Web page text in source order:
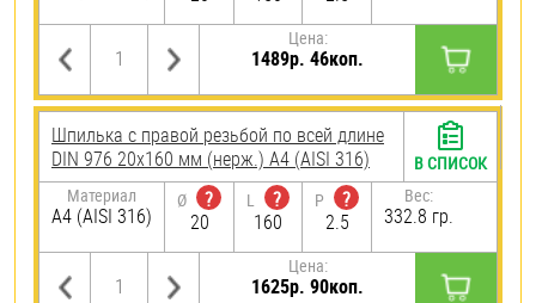
Цена:
1489р. 46коп.
Шпилька с правой резьбой по всей длине
DIN 976 20х160 мм (нерж.) A4 (AISI 316)
Материал
A4 (AISI 316)
Ø
?
20
L
?
160
P
?
2.5
Вес:
332.8 гр.
Цена:
1625р. 90коп.
В СПИСОК